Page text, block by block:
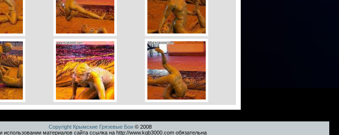
Copyright Крымские Грязевые Бои © 2008
использовании материалов сайта ссылка на http://www.kgb3000.com обязательна